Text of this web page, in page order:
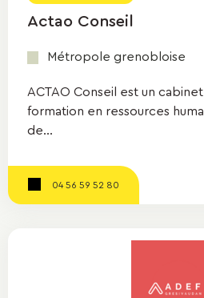
Actao Conseil
Métropole grenobloise
ACTAO Conseil est un
formation en ressources
de...
04 56 59 52 80